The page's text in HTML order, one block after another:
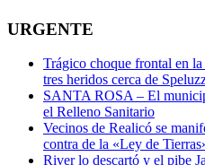
URGENTE
Trágico choque frontal en
tres heridos cerca de
SANTA ROSA – El
el Relleno Sanitario
Vecinos de Realicó se
contra de la «Ley de
River lo descartó y el pibe